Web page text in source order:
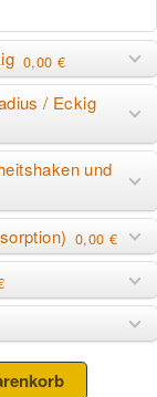
0,00 €
/ Eckig
und
0,00 €